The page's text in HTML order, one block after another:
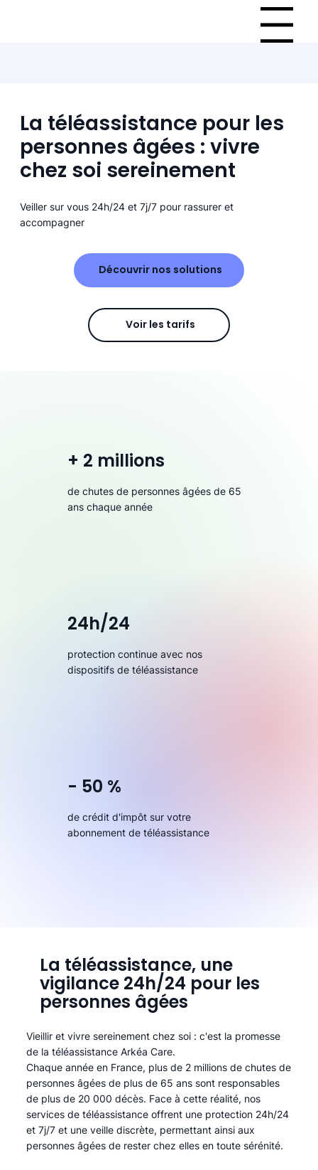
Menu
La téléassistance pour les
personnes âgées : vivre
chez soi sereinement
Veiller sur vous 24h/24 et 7j/7 pour rassurer et
accompagner
Découvrir nos solutions
Voir les tarifs
+ 2 millions
de chutes de personnes âgées de 65
ans chaque année
24h/24
protection continue avec nos
dispositifs de téléassistance
- 50 %
de crédit d'impôt sur votre
abonnement de téléassistance
La téléassistance, une
vigilance 24h/24 pour les
personnes âgées
Vieillir et vivre sereinement chez soi : c'est la promesse
de la téléassistance Arkéa Care.
Chaque année en France, plus de 2 millions de chutes de
personnes âgées de plus de 65 ans sont responsables
de plus de 20 000 décès. Face à cette réalité, nos
services de téléassistance offrent une protection 24h/24
et 7j/7 et une veille discrète, permettant ainsi aux
personnes âgées de rester chez elles en toute sérénité.​